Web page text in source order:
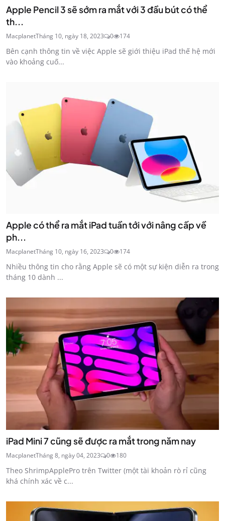
Apple Pencil 3 sẽ sớm ra mắt với 3 đầu bút có thể
th...
MacplanetTháng 10, ngày 18, 2023 0 174
Bên cạnh thông tin về việc Apple sẽ giới thiệu iPad thế hệ mới
vào khoảng cuố...
Apple có thể ra mắt iPad tuần tới với nâng cấp về
ph...
MacplanetTháng 10, ngày 16, 2023 0 174
Nhiều thông tin cho rằng Apple sẽ có một sự kiện diễn ra trong
tháng 10 dành ...
iPad Mini 7 cũng sẽ được ra mắt trong năm nay
MacplanetTháng 8, ngày 04, 2023 0 180
Theo ShrimpApplePro trên Twitter (một tài khoản rò rỉ cũng
khá chính xác về c...